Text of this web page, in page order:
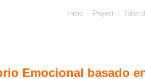
Estás aquí:
Inicio Project Taller
Emocional basado